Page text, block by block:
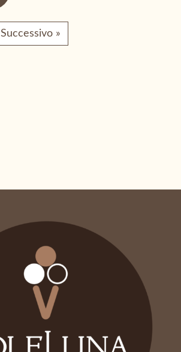
Successivo »